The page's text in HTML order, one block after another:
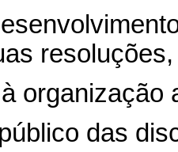
organização
das